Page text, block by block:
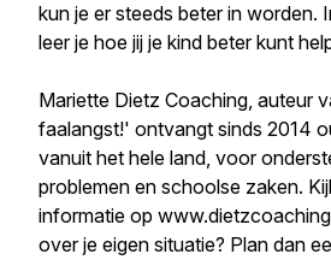
kun je er steeds beter in worden.
leer je hoe jij je kind beter kunt
Mariette Dietz Coaching, auteur
faalangst!' ontvangt sinds 2014
vanuit het hele land, voor
problemen en schoolse zaken.
informatie op
over je eigen situatie? Plan dan